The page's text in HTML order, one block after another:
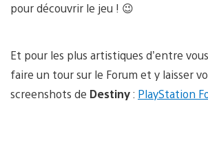
pour découvrir le jeu ! 😉
Et pour les plus artistiques d’entre
faire un tour sur le Forum et y laisser
screenshots de Destiny: PlayStation